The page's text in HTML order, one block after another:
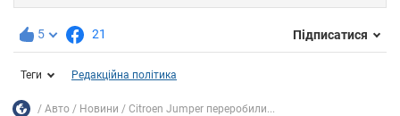
5 21 Підписатися
Теги Редакційна політика
Авто Новини Citroen Jumper переробили...